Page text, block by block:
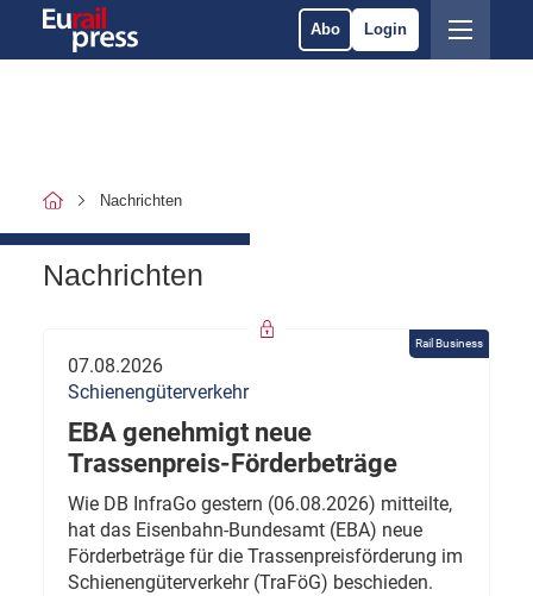
Abo Login
Nachrichten
Nachrichten
Rail Business
07.08.2026
Schienengüterverkehr
EBA genehmigt neue
Trassenpreis-Förderbeträge
Wie DB InfraGo gestern (06.08.2026) mitteilte,
hat das Eisenbahn-Bundesamt (EBA) neue
Förderbeträge für die Trassenpreisförderung im
Schienengüterverkehr (TraFöG) beschieden.